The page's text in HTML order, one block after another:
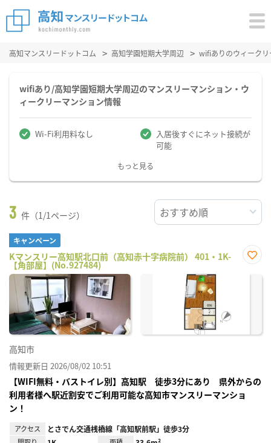
高知マンスリードットコム 高知学園短期大学周辺 wifiありのウィーク
wifiあり/高知学園短期大学周辺のマンスリーマンション・ウ
ィークリーマンション情報
Wi-Fi利用料なし
入居後すぐにネット接続が
可能
もっと見る
3 件（1/1ページ）
キャンペーン
Kマンスリー高知駅北口前（高知赤十字病院前） 401・1K-
【角部屋】(No.927484)
に入
高知市
情報更新日 2026/08/02 10:51
【WIFI無料・バストイレ別】高知駅 徒歩3分にあり 県外からの
利用者様へ駅近割安でご利用可能な高知市マンスリーマンショ
ン！
アクセス とさでん交通桟橋線「高知駅前駅」徒歩3分